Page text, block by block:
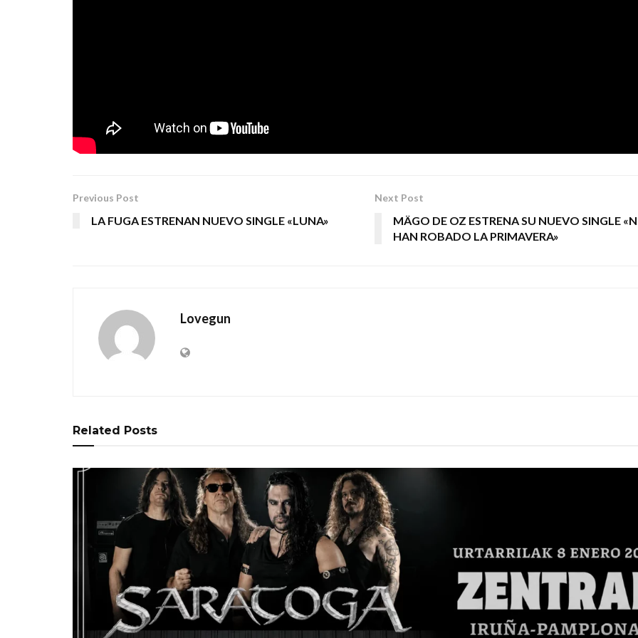
Tags:
Previous Post
LA FUGA ESTRENAN NUEVO SINGLE «LUNA»
Next Post
MÄGO DE OZ ESTRENA SU NUEVO SINGLE
HAN ROBADO LA PRIMAVERA»
Lovegun
Related Posts